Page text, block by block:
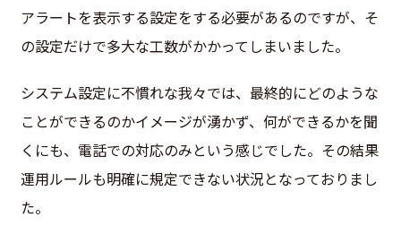
アラートを表示する設定をする必要があるのですが、そ
の設定だけで多大な工数がかかってしまいました。
システム設定に不慣れな我々では、最終的にどのような
ことができるのかイメージが湧かず、何ができるかを聞
くにも、電話での対応のみという感じでした。その結果
運用ルールも明確に規定できない状況となっておりまし
た。